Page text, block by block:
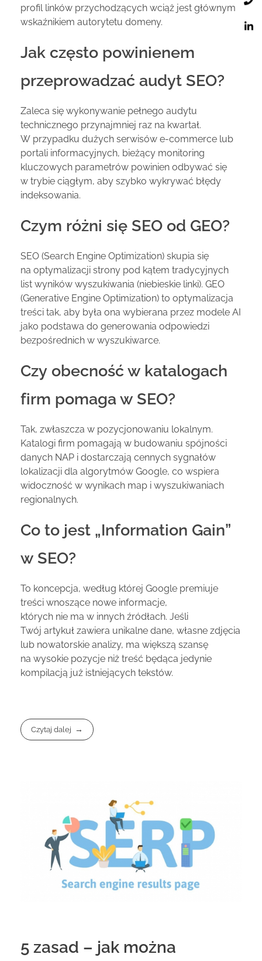
profil linków przychodzących wciąż jest głównym
wskaźnikiem autorytetu domeny.
Jak często powinienem
przeprowadzać audyt SEO?
Zaleca się wykonywanie pełnego audytu
technicznego przynajmniej raz na kwartał.
W przypadku dużych serwisów e-commerce lub
portali informacyjnych, bieżący monitoring
kluczowych parametrów powinien odbywać się
w trybie ciągłym, aby szybko wykrywać błędy
indeksowania.
Czym różni się SEO od GEO?
SEO (Search Engine Optimization) skupia się
na optymalizacji strony pod kątem tradycyjnych
list wyników wyszukiwania (niebieskie linki). GEO
(Generative Engine Optimization) to optymalizacja
treści tak, aby była ona wybierana przez modele AI
jako podstawa do generowania odpowiedzi
bezpośrednich w wyszukiwarce.
Czy obecność w katalogach
firm pomaga w SEO?
Tak, zwłaszcza w pozycjonowaniu lokalnym.
Katalogi firm pomagają w budowaniu spójności
danych NAP i dostarczają cennych sygnałów
lokalizacji dla algorytmów Google, co wspiera
widoczność w wynikach map i wyszukiwaniach
regionalnych.
Co to jest „Information Gain”
w SEO?
To koncepcja, według której Google premiuje
treści wnoszące nowe informacje,
których nie ma w innych źródłach. Jeśli
Twój artykuł zawiera unikalne dane, własne zdjęcia
lub nowatorskie analizy, ma większą szansę
na wysokie pozycje niż treść będąca jedynie
kompilacją już istniejących tekstów.
Czytaj dalej
5 zasad – jak można